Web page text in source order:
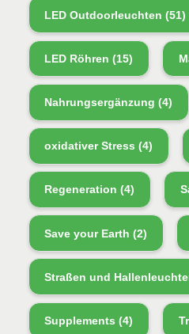
LED Outdoorleuchten (51)
LED Röhren (15)
Nahrungsergänzung (4)
oxidativer Stress (4)
Regeneration (4)
Save your Earth (2)
Straßen und
Supplements (4)